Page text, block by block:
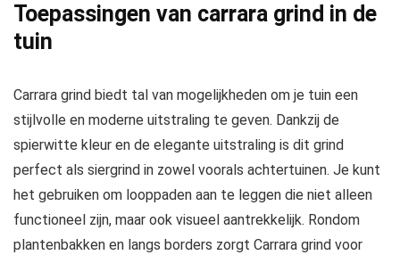
Toepassingen van carrara grind in de
tuin
Carrara grind biedt tal van mogelijkheden om je tuin een
stijlvolle en moderne uitstraling te geven. Dankzij de
spierwitte kleur en de elegante uitstraling is dit grind
perfect als siergrind in zowel voorals achtertuinen. Je kunt
het gebruiken om looppaden aan te leggen die niet alleen
functioneel zijn, maar ook visueel aantrekkelijk. Rondom
plantenbakken en langs borders zorgt Carrara grind voor